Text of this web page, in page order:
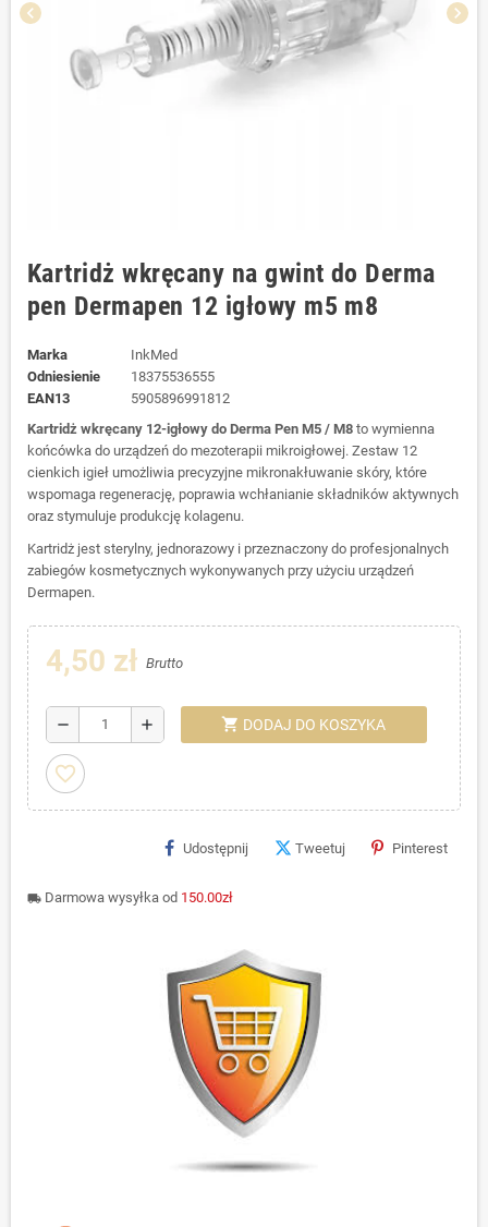
chevron_left chevron_right
Kartridż wkręcany na gwint do Derma
pen Dermapen 12 igłowy m5 m8
Marka
InkMed
Odniesienie
18375536555
EAN13
5905896991812
Kartridż wkręcany 12-igłowy do Derma Pen M5 / M8 to wymienna
końcówka do urządzeń do mezoterapii mikroigłowej. Zestaw 12
cienkich igieł umożliwia precyzyjne mikronakłuwanie skóry, które
wspomaga regenerację, poprawia wchłanianie składników aktywnych
oraz stymuluje produkcję kolagenu.
Kartridż jest sterylny, jednorazowy i przeznaczony do profesjonalnych
zabiegów kosmetycznych wykonywanych przy użyciu urządzeń
Dermapen.
4,50 zł Brutto
remove add shopping_cart DODAJ DO KOSZYKA
favorite_border
Udostępnij Tweetuj Pinterest
local_shipping Darmowa wysyłka od 150.00zł